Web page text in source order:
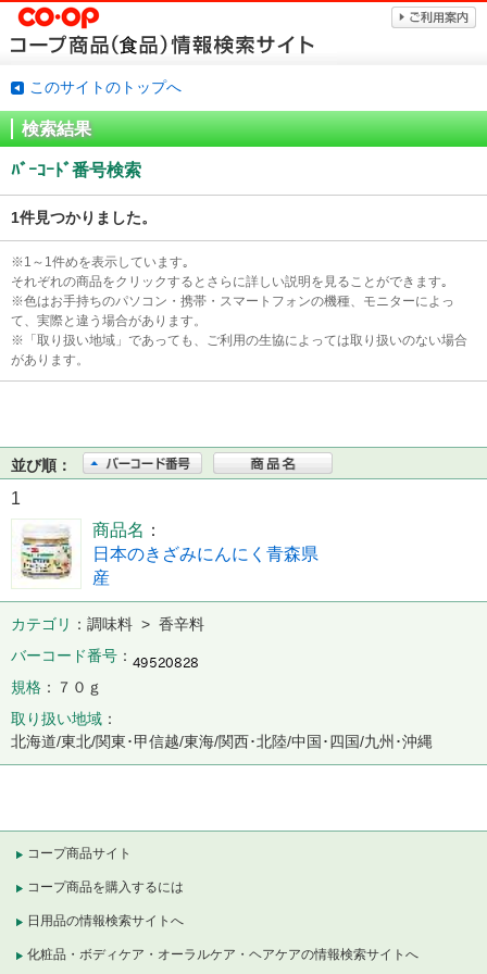
このサイトのトップへ
検索結果
ﾊﾞｰｺｰﾄﾞ番号検索
1件見つかりました。
※1～1件めを表示しています｡
それぞれの商品をクリックするとさらに詳しい説明を見ることができます｡
※色はお手持ちのパソコン・携帯・スマートフォンの機種、モニターによっ
て、実際と違う場合があります。
※「取り扱い地域」であっても、ご利用の生協によっては取り扱いのない場合
があります。
並び順：
1
商品名
日本のきざみにんにく青森県
産
カテゴリ
調味料 > 香辛料
バーコード番号
規格
７０ｇ
取り扱い地域
北海道/東北/関東･甲信越/東海/関西･北陸/中国･四国/九州･沖縄
コープ商品サイト
コープ商品を購入するには
日用品の情報検索サイトへ
化粧品・ボディケア・オーラルケア・ヘアケアの情報検索サイトへ